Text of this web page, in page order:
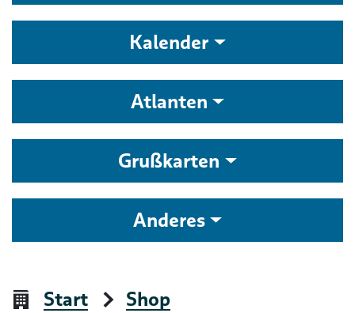
Kalender
Atlanten
Grußkarten
Anderes
Start
Shop